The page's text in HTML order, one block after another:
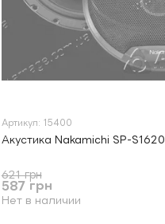
Артикул: 15400
Акустика Nakamichi SP-S1620
621 грн
587 грн
Нет в наличии